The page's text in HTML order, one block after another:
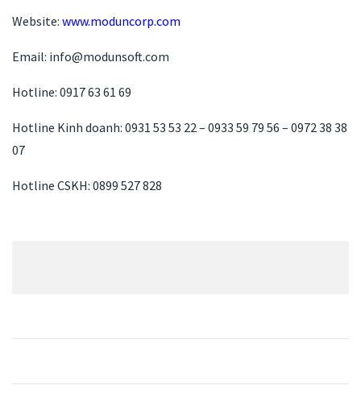
Website: www.moduncorp.com
Email: info@modunsoft.com
Hotline: 0917 63 61 69
Hotline Kinh doanh: 0931 53 53 22 – 0933 59 79 56 – 0972 38 38
07
Hotline CSKH: 0899 527 828